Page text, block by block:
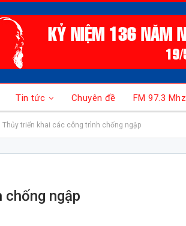
Tin tức Chuyên đề FM 97.3 Mhz
Thủy triển khai các công trình chống ngập
chống ngập